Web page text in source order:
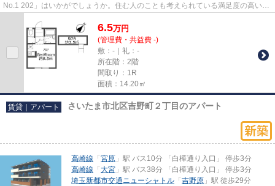
No.1 202」はいかがでしょうか。住む人のことも考えられている満足度の高いア
6.5万円
(管理費・共益費 -)
敷：-｜礼：-
所在階：2階
間取り：1R
面積：14.20㎡
賃貸｜アパート さいたま市北区吉野町２丁目のアパート
高崎線 「 宮原 」駅 バス10分 「白樺通り入口」 停歩3分
高崎線 「 大宮 」駅 バス38分 「白樺通り入口」 停歩3分
埼玉新都市交通ニューシャトル 「 吉野原 」駅 徒歩29分